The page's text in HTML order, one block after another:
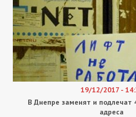
19/12/2017 -
В Днепре заменят и подлечат
адреса